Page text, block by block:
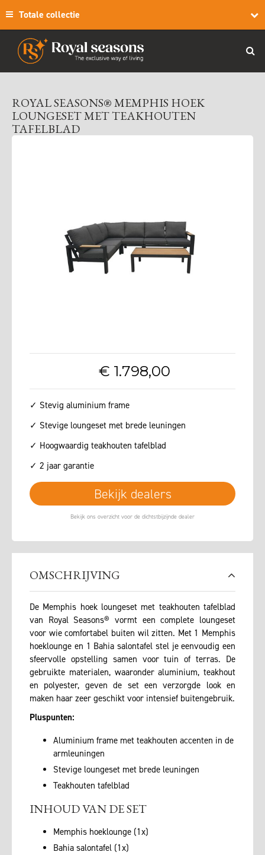
Totale collectie
ROYAL SEASONS® MEMPHIS HOEK
LOUNGESET MET TEAKHOUTEN
TAFELBLAD
€ 1.798,00
✓ Stevig aluminium frame
✓ Stevige loungeset met brede leuningen
✓ Hoogwaardig teakhouten tafelblad
✓ 2 jaar garantie
Bekijk dealers
OMSCHRIJVING
De Memphis hoek loungeset met teakhouten tafelblad
van Royal Seasons® vormt een complete loungeset
voor wie comfortabel buiten wil zitten. Met 1 Memphis
hoeklounge en 1 Bahia salontafel stel je eenvoudig een
sfeervolle opstelling samen voor tuin of terras. De
gebruikte materialen, waaronder aluminium, teakhout
en polyester, geven de set een verzorgde look en
maken haar zeer geschikt voor intensief buitengebruik.
Pluspunten:
Aluminium frame met teakhouten accenten in de
armleuningen
Stevige loungeset met brede leuningen
Teakhouten tafelblad
INHOUD VAN DE SET
Memphis hoeklounge (1x)
Bahia salontafel (1x)